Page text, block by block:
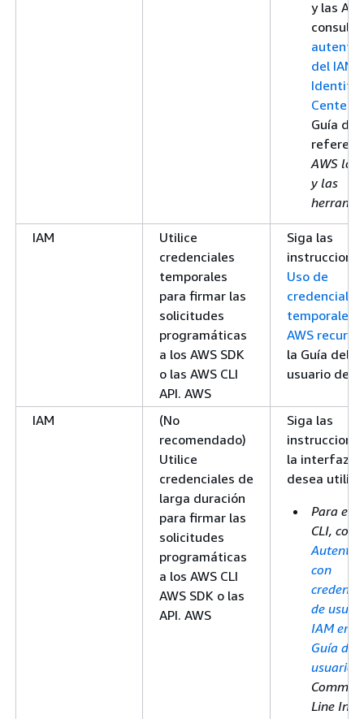
y las
del IAM
Identity
Center
Guía de
AWS los
y las
IAM
Utilice
credenciales
temporales
para firmar las
solicitudes
programáticas
a los AWS SDK
o las AWS CLI
API. AWS
Siga las
Uso de
credenciales
temporales
AWS
la Guía del
usuario de
IAM
(No
recomendado)
Utilice
credenciales de
larga duración
para firmar las
solicitudes
programáticas
a los AWS CLI
AWS SDK o las
API. AWS
Siga las
la interfaz
desea
Para
CLI,
con
de
IAM en
Guía del
usuario
Line